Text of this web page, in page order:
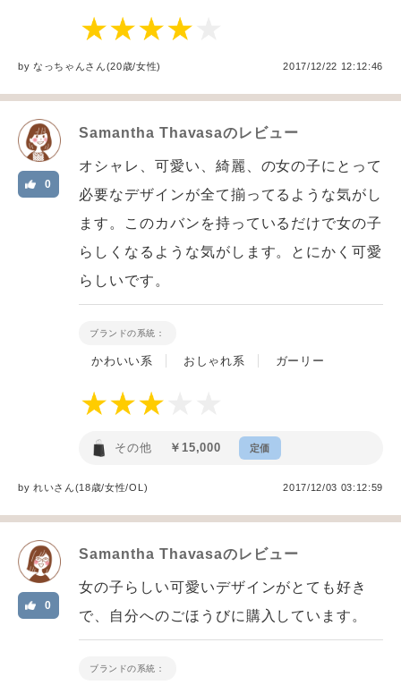
byなっちゃんさん(20歳/女性) 2017/12/22 12:12:46
Samantha Thavasaのレビュー
0
オシャレ、可愛い、綺麗、の女の子にとって
必要なデザインが全て揃ってるような気がし
ます。このカバンを持っているだけで女の子
らしくなるような気がします。とにかく可愛
らしいです。
ブランドの系統：
かわいい系 おしゃれ系 ガーリー
その他 ￥15,000 定価
byれいさん(18歳/女性/OL ) 2017/12/03 03:12:59
Samantha Thavasaのレビュー
0
女の子らしい可愛いデザインがとても好き
で、自分へのごほうびに購入しています。
ブランドの系統：